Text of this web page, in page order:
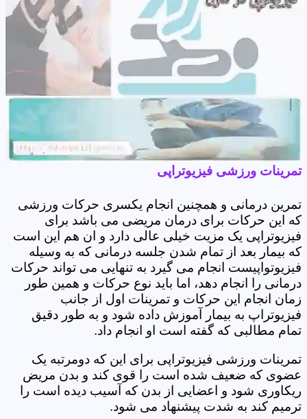
تمرینات ورزشی فیزیوتراپی
تمرین درمانی و همچنین انجام یکسری حرکات ورزشی
که این حرکات برای درمان مریضی می باشد برای
فیزیوتراپی یک مزیت خیلی عالی دارد و ان هم این است
که بیمار بعد از تمام شدن جلسه درمانی که به وسیله
فیزیوتواپیست انجام می گیرد به تنهایی می تواند حرکات
درمانی را انجام دهد، اما باید نوع حرکات و همین طور
زمان انجام این حرکات و تمرینات اول از جانب
فیزیوتراپ به بیمار آموزش داده شود و به طور دقیق
تمام مطالبی که گفته است او انجام داد.
تمرینات ورزشی فیزیوتراپی برای این که دومرتبه یک
عضوی که ضعیف شده است را قوی کند و بدن مریض
ریکاوری شود و اعضایی از بدن که آسیب دیده است را
ترمیم کند به شدت پیشنهاد می شود.